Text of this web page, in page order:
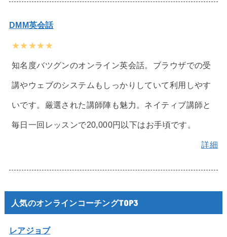
DMM英会話
★★★★★
知名度バツグンのオンライン英会話。ブラウザでの受
講やウェブのシステムもしっかりしていて利用しやす
いです。厳選された講師陣も魅力。ネイティブ講師と
毎日一回レッスンで20,000円以下はお手頃です。
詳細
人気のオンラインコーチングTOP3
レアジョブ